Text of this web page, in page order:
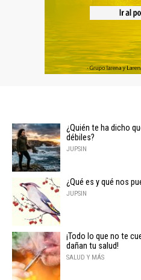
¿Quién te ha dicho
débiles?
JUPSIN
¿Qué es y qué nos
JUPSIN
¡Todo lo que no te
dañan tu salud!
SALUD Y MÁS